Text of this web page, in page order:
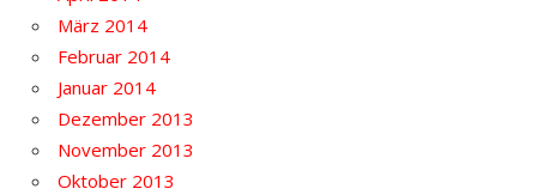
März 2014
Februar 2014
Januar 2014
Dezember 2013
November 2013
Oktober 2013